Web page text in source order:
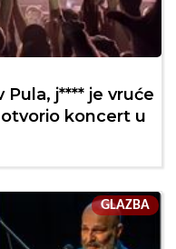
Pula, j**** je vruće
koncert u
GLAZBA